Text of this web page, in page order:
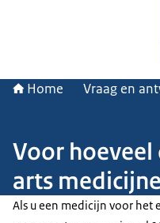
Home Vraag en
Voor
arts
Als u een medicijn voor het